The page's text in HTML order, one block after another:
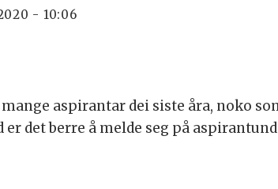
- 10:06
aspirantar dei siste åra, noko
er det berre å melde seg på